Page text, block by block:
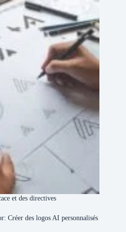
et des directives
Créer des logos AI personnalisés